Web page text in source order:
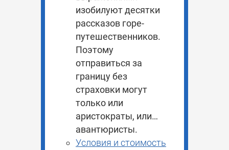
изобилуют десятки
рассказов горе-
путешественников.
Поэтому
отправиться за
границу без
страховки могут
только или
аристократы, или…
авантюристы.
Условия и стоимость